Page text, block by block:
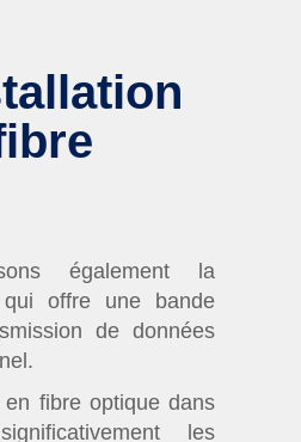
également la
offre une bande
de données
fibre optique dans
les